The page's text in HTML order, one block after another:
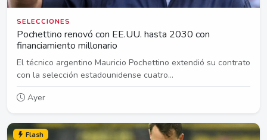
SELECCIONES
Pochettino renovó con EE.UU. hasta 2030 con
financiamiento millonario
El técnico argentino Mauricio Pochettino extendió su contrato
con la selección estadounidense cuatro...
Ayer
Flash